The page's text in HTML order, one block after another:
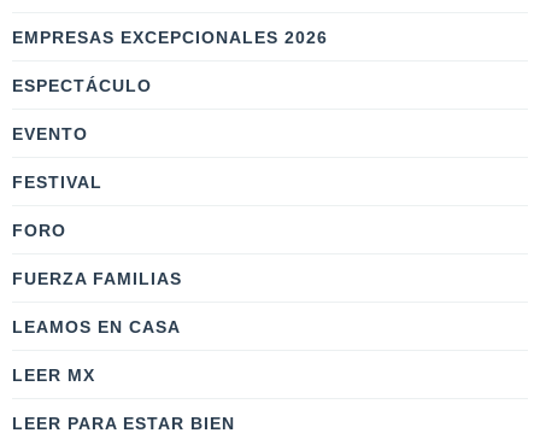
EMPRESAS EXCEPCIONALES 2026
ESPECTÁCULO
EVENTO
FESTIVAL
FORO
FUERZA FAMILIAS
LEAMOS EN CASA
LEER MX
LEER PARA ESTAR BIEN